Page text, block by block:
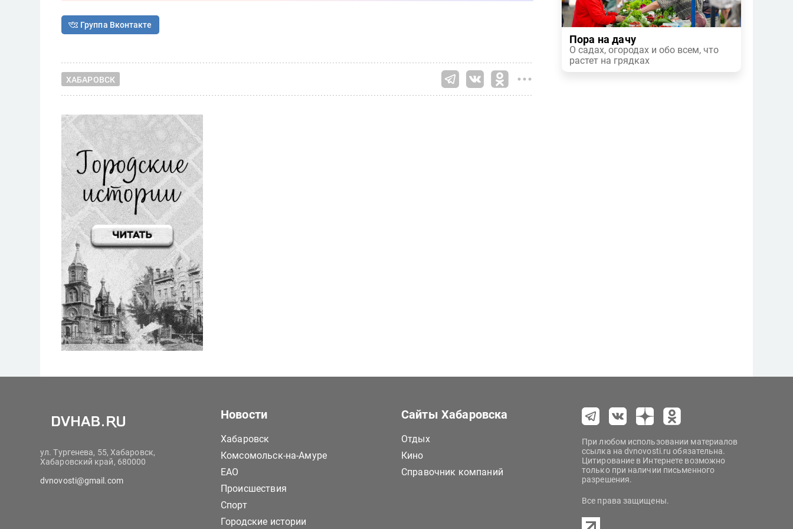
Группа Вконтакте
ХАБАРОВСК
Пора на дачу
О садах, огородах и обо всем, что
растет на грядках
ул. Тургенева, 55, Хабаровск,
Хабаровский край, 680000
dvnovosti@gmail.com
Новости
Хабаровск
Комсомольск-на-Амуре
ЕАО
Происшествия
Спорт
Городские истории
Сайты Хабаровска
Отдых
Кино
Справочник компаний
При любом использовании материалов
ссылка на dvnovosti.ru обязательна.
Цитирование в Интернете возможно
только при наличии письменного
разрешения.
Все права защищены.